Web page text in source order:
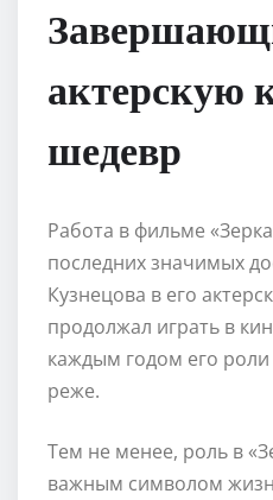
актерскую
шедевр
Работа в фильме
последних значимых
Кузнецова в его
продолжал играть в
каждым годом его роли
реже.
Тем не менее, роль в
важным символом